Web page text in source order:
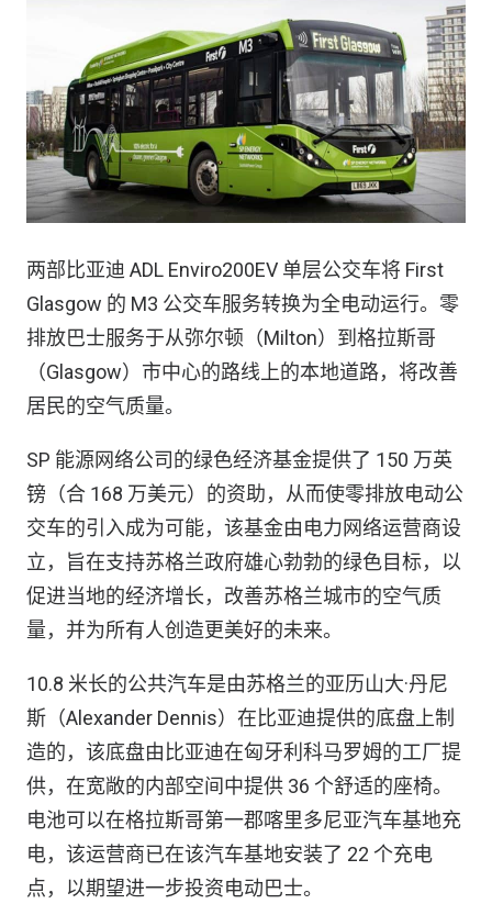
两部比亚迪 ADL Enviro200EV 单层公交车将 First
Glasgow 的 M3 公交车服务转换为全电动运行。零
排放巴士服务于从弥尔顿（Milton）到格拉斯哥
（Glasgow）市中心的路线上的本地道路，将改善
居民的空气质量。
SP 能源网络公司的绿色经济基金提供了 150 万英
镑（合 168 万美元）的资助，从而使零排放电动公
交车的引入成为可能，该基金由电力网络运营商设
立，旨在支持苏格兰政府雄心勃勃的绿色目标，以
促进当地的经济增长，改善苏格兰城市的空气质
量，并为所有人创造更美好的未来。
10.8 米长的公共汽车是由苏格兰的亚历山大·丹尼
斯（Alexander Dennis）在比亚迪提供的底盘上制
造的，该底盘由比亚迪在匈牙利科马罗姆的工厂提
供，在宽敞的内部空间中提供 36 个舒适的座椅。
电池可以在格拉斯哥第一郡喀里多尼亚汽车基地充
电，该运营商已在该汽车基地安装了 22 个充电
点，以期望进一步投资电动巴士。